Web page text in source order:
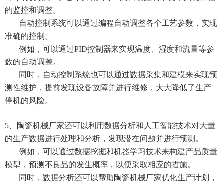
的监控和调整。
自动控制系统可以通过编程自动调整各个工艺参数，实现
准确的控制。
例如，可以通过PID控制器来实现温度、湿度和流量等参
数的自动调整。
同时，自动控制系统也可以通过数据采集和建模来实现预
测性维护，提前发现设备故障并进行维修，大大降低了生产
停机的风险。
5、陶瓷机械厂家还可以利用数据分析和人工智能技术对大量
的生产数据进行处理和分析，发现潜在问题并进行预测。
例如，可以通过数据挖掘和机器学习技术来构建产品质量
模型，预测不良品的发生概率，以便采取相应的措施。
同时，数据分析还可以帮助陶瓷机械厂家优化生产计划，